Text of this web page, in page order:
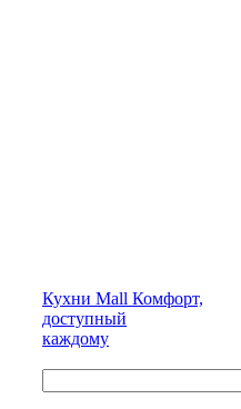
Кухни Mall Комфорт,
доступный
каждому